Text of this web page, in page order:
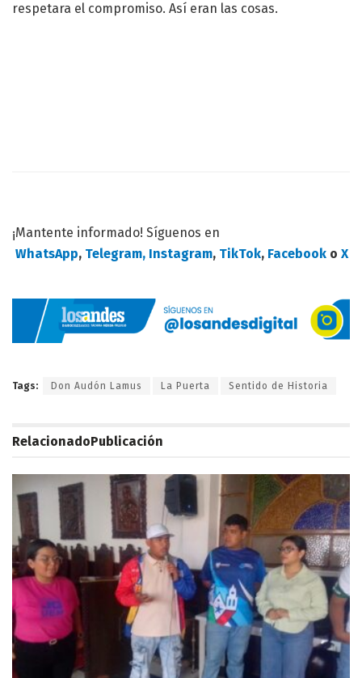
respetara el compromiso. Así eran las cosas.
¡Mantente informado! Síguenos en
WhatsApp, Telegram, Instagram, TikTok, Facebook o X
Tags: Don Audón Lamus La Puerta Sentido de Historia
RelacionadoPublicación